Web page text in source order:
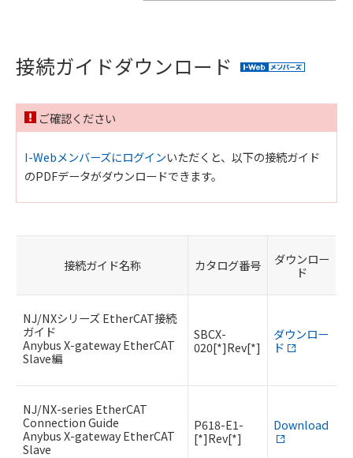
接続ガイドダウンロード
ご確認ください
I-Webメンバーズにログインいただくと、以下の接続ガイド
のPDFデータがダウンロードできます。
接続ガイド名称 カタログ番号
ダウンロー
ド
NJ/NXシリーズ EtherCAT接続
ガイド
Anybus X-gateway EtherCAT
Slave編
SBCX-
020[*]Rev[*]
ダウンロー
ド
NJ/NX-series EtherCAT
Connection Guide
Anybus X-gateway EtherCAT
Slave
P618-E1-
[*]Rev[*]
Download